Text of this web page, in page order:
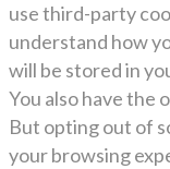
use third-party
understand how
will be stored in
You also have the
But opting out of
your browsing